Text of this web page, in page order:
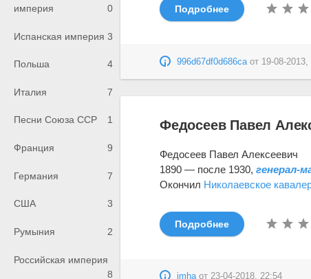
империя
0
Испанская империя 3
Польша 4
Италия 7
Песни Союза ССР 1
Франция 9
Германия 7
США 3
Румыния 2
Российская империя
8
Подробнее
996d67df0d686ca от 19-08-2013,
Федосеев Павел
Федосеев Павел Алексеевич
1890 — после 1930,генерал-
Окончил Николаевское
Подробнее
imhaот23-04-2018, 22:54